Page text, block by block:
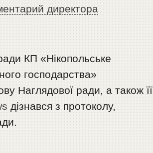
директора
КП «Нiкопольське
господарства»
Наглядової ради, а також її
дізнався з протоколу,